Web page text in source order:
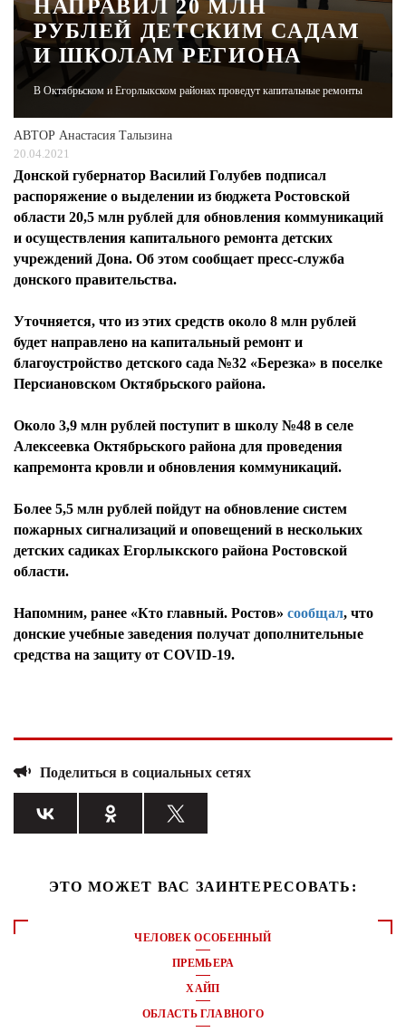
ЖУРНАЛ
НАПРАВИЛ 20 МЛН
РУБЛЕЙ ДЕТСКИМ САДАМ
И ШКОЛАМ РЕГИОНА
В Октябрьском и Егорлыкском районах проведут капитальные ремонты
АВТОР Анастасия Талызина
20.04.2021
Донской губернатор Василий Голубев подписал
распоряжение о выделении из бюджета Ростовской
области 20,5 млн рублей для обновления коммуникаций
и осуществления капитального ремонта детских
учреждений Дона. Об этом сообщает пресс-служба
донского правительства.
Уточняется, что из этих средств около 8 млн рублей
будет направлено на капитальный ремонт и
благоустройство детского сада №32 «Березка» в поселке
Персиановском Октябрьского района.
Около 3,9 млн рублей поступит в школу №48 в селе
Алексеевка Октябрьского района для проведения
капремонта кровли и обновления коммуникаций.
Более 5,5 млн рублей пойдут на обновление систем
пожарных сигнализаций и оповещений в нескольких
детских садиках Егорлыкского района Ростовской
области.
Напомним, ранее «Кто главный. Ростов» сообщал, что
донские учебные заведения получат дополнительные
средства на защиту от COVID-19.
Поделиться в социальных сетях
ЭТО МОЖЕТ ВАС ЗАИНТЕРЕСОВАТЬ:
ЧЕЛОВЕК ОСОБЕННЫЙ
ПРЕМЬЕРА
ХАЙП
ОБЛАСТЬ ГЛАВНОГО